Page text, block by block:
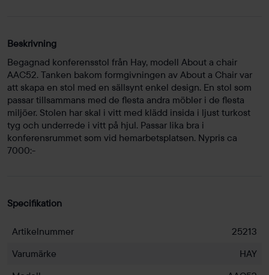
Beskrivning
Begagnad konferensstol från Hay, modell About a chair
AAC52. Tanken bakom formgivningen av About a Chair var
att skapa en stol med en sällsynt enkel design. En stol som
passar tillsammans med de flesta andra möbler i de flesta
miljöer. Stolen har skal i vitt med klädd insida i ljust turkost
tyg och underrede i vitt på hjul. Passar lika bra i
konferensrummet som vid hemarbetsplatsen. Nypris ca
7000:-
Specifikation
Artikelnummer
25213
Varumärke
HAY